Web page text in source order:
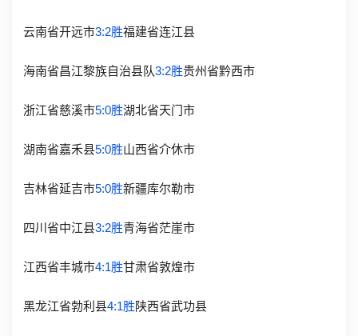
云南省开远市3:2胜福建省连江县
海南省昌江黎族自治县队3:2胜贵州省黔西市
浙江省慈溪市5:0胜湖北省天门市
湖南省嘉禾县5:0胜山西省介休市
吉林省延吉市5:0胜新疆库尔勒市
四川省中江县3:2胜青海省茫崖市
江西省丰城市4:1胜甘肃省敦煌市
黑龙江省勃利县4:1胜陕西省武功县